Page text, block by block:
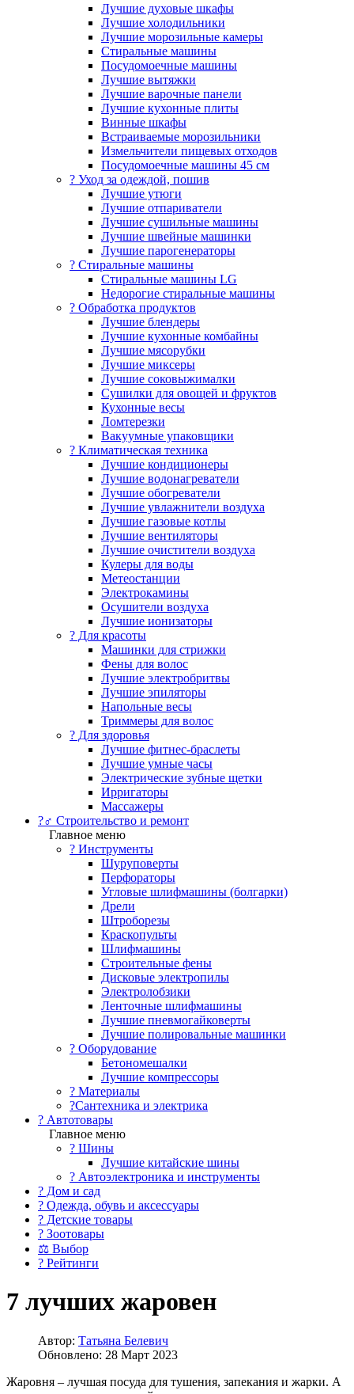
Лучшие духовые шкафы
Лучшие холодильники
Лучшие морозильные камеры
Стиральные машины
Посудомоечные машины
Лучшие вытяжки
Лучшие варочные панели
Лучшие кухонные плиты
Винные шкафы
Встраиваемые морозильники
Измельчители пищевых отходов
Посудомоечные машины 45 см
? Уход за одеждой, пошив
Лучшие утюги
Лучшие отпариватели
Лучшие сушильные машины
Лучшие швейные машинки
Лучшие парогенераторы
? Стиральные машины
Стиральные машины LG
Недорогие стиральные машины
? Обработка продуктов
Лучшие блендеры
Лучшие кухонные комбайны
Лучшие мясорубки
Лучшие миксеры
Лучшие соковыжималки
Сушилки для овощей и фруктов
Кухонные весы
Ломтерезки
Вакуумные упаковщики
?️ Климатическая техника
Лучшие кондиционеры
Лучшие водонагреватели
Лучшие обогреватели
Лучшие увлажнители воздуха
Лучшие газовые котлы
Лучшие вентиляторы
Лучшие очистители воздуха
Кулеры для воды
Метеостанции
Электрокамины
Осушители воздуха
Лучшие ионизаторы
? Для красоты
Машинки для стрижки
Фены для волос
Лучшие электробритвы
Лучшие эпиляторы
Напольные весы
Триммеры для волос
? Для здоровья
Лучшие фитнес-браслеты
Лучшие умные часы
Электрические зубные щетки
Ирригаторы
Массажеры
?‍♂️ Строительство и ремонт
Главное меню
?️ Инструменты
Шуруповерты
Перфораторы
Угловые шлифмашины (болгарки)
Дрели
Штроборезы
Краскопульты
Шлифмашины
Строительные фены
Дисковые электропилы
Электролобзики
Ленточные шлифмашины
Лучшие пневмогайковерты
Лучшие полировальные машинки
?️ Оборудование
Бетономешалки
Лучшие компрессоры
? Материалы
?Сантехника и электрика
? Автотовары
Главное меню
? Шины
Лучшие китайские шины
? Автоэлектроника и инструменты
? Дом и сад
? Одежда, обувь и аксессуары
? Детские товары
? Зоотовары
⚖ Выбор
? Рейтинги
7 лучших жаровен
Автор: Татьяна Белевич
Обновлено: 28 Март 2023
Жаровня – лучшая посуда для тушения, запекания и жарки. А